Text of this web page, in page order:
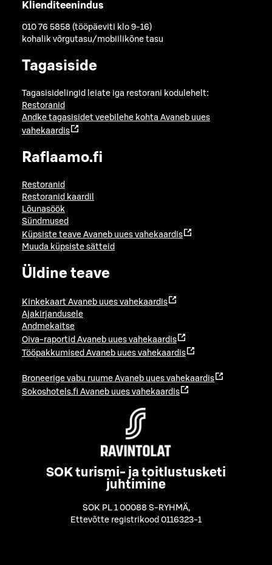
Klienditeenindus
010 76 5858 (tööpäeviti klo 9-16)
kohalik võrgutasu/mobiilikõne tasu
Tagasiside
Tagasisidelingid leiate iga restorani kodulehelt:
Restoranid
Andke tagasisidet veebilehe kohta Avaneb uues
vahekaardis
Raflaamo.fi
Restoranid
Restoranid kaardil
Lõunasöök
Sündmused
Küpsiste teave Avaneb uues vahekaardis
Muuda küpsiste sätteid
Üldine teave
Kinkekaart Avaneb uues vahekaardis
Ajakirjandusele
Andmekaitse
Oiva-raportid Avaneb uues vahekaardis
Tööpakkumised Avaneb uues vahekaardis
Broneerige vabu ruume Avaneb uues vahekaardis
Sokoshotels.fi Avaneb uues vahekaardis
SOK turismi- ja toitlustusketi
juhtimine
SOK PL 1 00088 S-RYHMÄ,
Ettevõtte registrikood 0116323-1